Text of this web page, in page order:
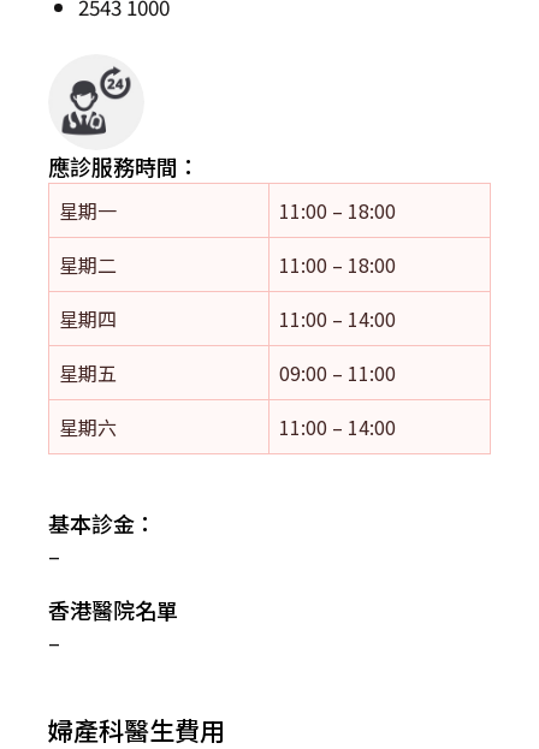
2543 1000
應診服務時間：
星期一
11:00 – 18:00
星期二
11:00 – 18:00
星期四
11:00 – 14:00
星期五
09:00 – 11:00
星期六
11:00 – 14:00
基本診金：
–
香港醫院名單
–
婦產科醫生費用